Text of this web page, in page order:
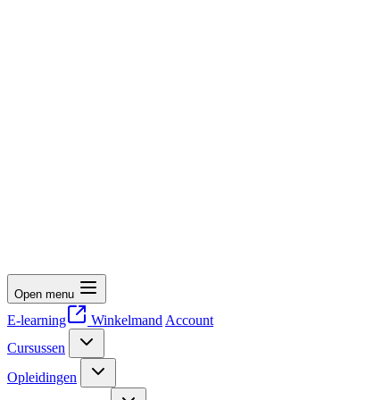
Open menu
E-learning Winkelmand Account
Cursussen
Opleidingen